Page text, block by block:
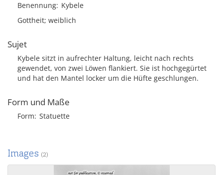
Benennung Kybele
Gottheit; weiblich
Sujet
Kybele sitzt in aufrechter Haltung, leicht nach rechts
gewendet, von zwei Löwen flankiert. Sie ist hochgegürtet
und hat den Mantel locker um die Hüfte geschlungen.
Form und Maße
Form Statuette
Images (2)